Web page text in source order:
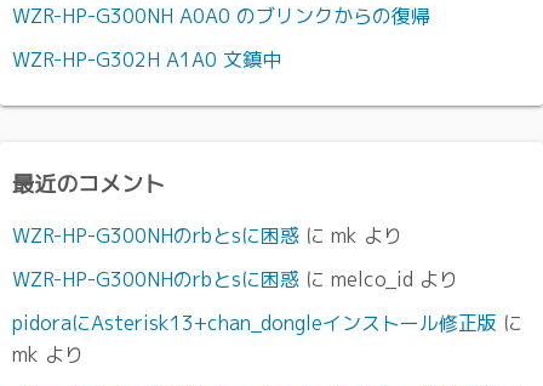
WZR-HP-G300NH A0A0 のブリンクからの復帰
WZR-HP-G302H A1A0 文鎮中
最近のコメント
WZR-HP-G300NHのrbとsに困惑 に mk より
WZR-HP-G300NHのrbとsに困惑 に melco_id より
pidoraにAsterisk13+chan_dongleインストール修正版 に
mk より